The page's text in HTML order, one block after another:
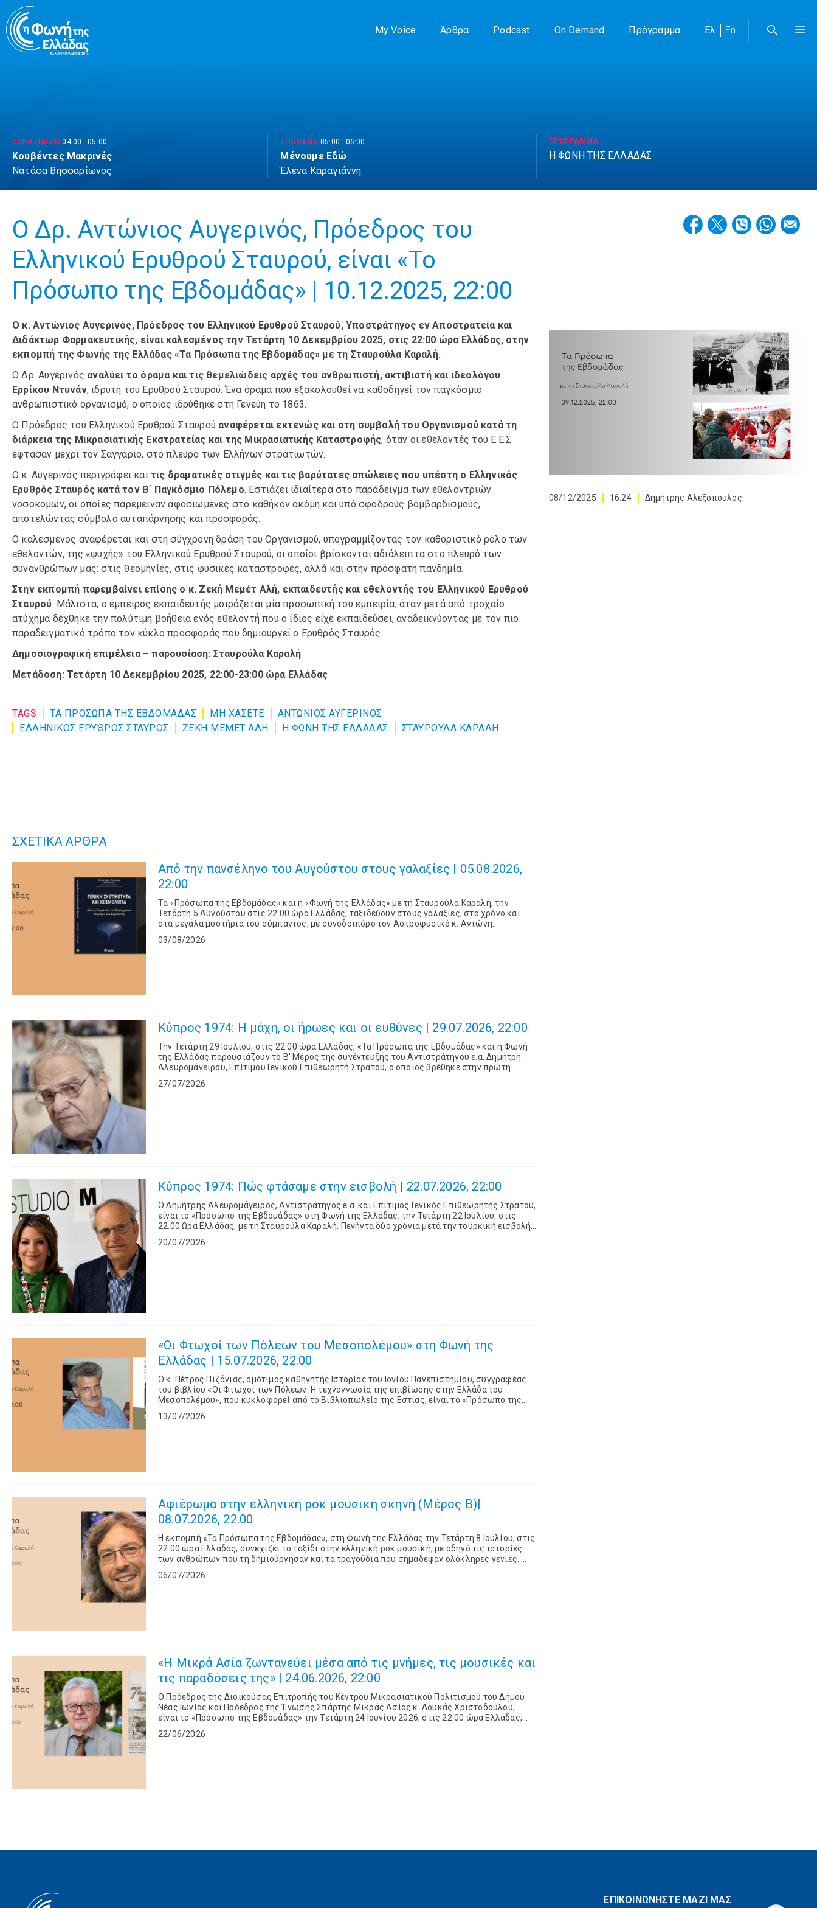
Μετάβαση
σε
περιεχόμενο
My Voice Άρθρα Podcast On Demand Πρόγραμμα Ελ En
ΤΩΡΑ ΠΑΙΖΕΙ04:00 -05:00
Κουβέντες Μακρινές
Νατάσα Βησσαρίωνος
ΕΠΟΜΕΝΟ 05:00 - 06:00
Μένουμε Εδώ
Έλενα Καραγιάννη
ΠΡΟΓΡΑΜΜΑ
Η ΦΩΝΗ ΤΗΣ ΕΛΛΑΔΑΣ
Ο Δρ. Αντώνιος Αυγερινός, Πρόεδρος του
Ελληνικού Ερυθρού Σταυρού, είναι «Το
Πρόσωπο της Εβδομάδας» | 10.12.2025, 22:00
Ο κ. Αντώνιος Αυγερινός, Πρόεδρος του Ελληνικού Ερυθρού Σταυρού, Υποστράτηγος εν Αποστρατεία και
Διδάκτωρ Φαρμακευτικής, είναι καλεσμένος την Τετάρτη 10 Δεκεμβρίου 2025, στις 22:00 ώρα Ελλάδας, στην
εκπομπή της Φωνής της Ελλάδας «Τα Πρόσωπα της Εβδομάδας» με τη Σταυρούλα Καραλή.
Ο Δρ. Αυγερινός αναλύει το όραμα και τις θεμελιώδεις αρχές του ανθρωπιστή, ακτιβιστή και ιδεολόγου
Ερρίκου Ντυνάν, ιδρυτή του Ερυθρού Σταυρού. Ένα όραμα που εξακολουθεί να καθοδηγεί τον παγκόσμιο
ανθρωπιστικό οργανισμό, ο οποίος ιδρύθηκε στη Γενεύη το 1863.
Ο Πρόεδρος του Ελληνικού Ερυθρού Σταυρού αναφέρεται εκτενώς και στη συμβολή του Οργανισμού κατά τη
διάρκεια της Μικρασιατικής Εκστρατείας και της Μικρασιατικής Καταστροφής, όταν οι εθελοντές του Ε.Ε.Σ
έφτασαν μέχρι τον Σαγγάριο, στο πλευρό των Ελλήνων στρατιωτών.
Ο κ. Αυγερινός περιγράφει και τις δραματικές στιγμές και τις βαρύτατες απώλειες που υπέστη ο Ελληνικός
Ερυθρός Σταυρός κατά τον Β΄ Παγκόσμιο Πόλεμο. Εστιάζει ιδιαίτερα στο παράδειγμα των εθελοντριών
νοσοκόμων, οι οποίες παρέμειναν αφοσιωμένες στο καθήκον ακόμη και υπό σφοδρούς βομβαρδισμούς,
αποτελώντας σύμβολο αυταπάρνησης και προσφοράς.
Ο καλεσμένος αναφέρεται και στη σύγχρονη δράση του Οργανισμού, υπογραμμίζοντας τον καθοριστικό ρόλο των
εθελοντών, της «ψυχής» του Ελληνικού Ερυθρού Σταυρού, οι οποίοι βρίσκονται αδιάλειπτα στο πλευρό των
συνανθρώπων μας: στις θεομηνίες, στις φυσικές καταστροφές, αλλά και στην πρόσφατη πανδημία.
Στην εκπομπή παρεμβαίνει επίσης ο κ. Ζεκή Μεμέτ Αλή, εκπαιδευτής και εθελοντής του Ελληνικού Ερυθρού
Σταυρού. Μάλιστα, ο έμπειρος εκπαιδευτής μοιράζεται μία προσωπική του εμπειρία, όταν μετά από τροχαίο
ατύχημα δέχθηκε την πολύτιμη βοήθεια ενός εθελοντή που ο ίδιος είχε εκπαιδεύσει, αναδεικνύοντας με τον πιο
παραδειγματικό τρόπο τον κύκλο προσφοράς που δημιουργεί ο Ερυθρός Σταυρός.
Δημοσιογραφική επιμέλεια – παρουσίαση: Σταυρούλα Καραλή
Μετάδοση: Τετάρτη 10 Δεκεμβρίου 2025, 22:00-23:00 ώρα Ελλάδας
TAGS ΤΑ ΠΡΟΣΩΠΑ ΤΗΣ ΕΒΔΟΜΑΔΑΣ ΜΗ ΧΆΣΕΤΕ
ΑΝΤΩΝΙΟΣ ΑΥΓΕΡΙΝΟΣ
ΕΛΛΗΝΙΚΟΣ ΕΡΥΘΡΟΣ ΣΤΑΥΡΟΣ
ΖΕΚΗ ΜΕΜΕΤ ΑΛΗ Η ΦΩΝΗ ΤΗΣ ΕΛΛΑΔΑΣ ΣΤΑΥΡΟΥΛΑ ΚΑΡΑΛΗ
08/12/2025 16:24 Δημήτρης Αλεξόπουλος
ΣΧΕΤΙΚΑ ΑΡΘΡΑ
Από την πανσέληνο του Αυγούστου στους γαλαξίες | 05.08.2026,
22:00
Τα «Πρόσωπα της Εβδομάδας» και η «Φωνή της Ελλάδας» με τη Σταυρούλα Καραλή, την
Τετάρτη 5 Αυγούστου στις 22:00 ώρα Ελλάδας, ταξιδεύουν στους γαλαξίες, στο χρόνο και
στα μεγάλα μυστήρια του σύμπαντος, με συνοδοιπόρο τον Αστροφυσικό κ. Αντώνη
03/08/2026
Κύπρος 1974: Η μάχη, οι ήρωες και οι ευθύνες | 29.07.2026, 22:00
Την Τετάρτη 29 Ιουλίου, στις 22.00 ώρα Ελλάδας, «Τα Πρόσωπα της Εβδομάδας» και η Φωνή
της Ελλάδας παρουσιάζουν το Β' Μέρος της συνέντευξης του Αντιστράτηγου ε.α. Δημήτρη
Αλευρομάγειρου, Επίτιμου Γενικού Επιθεωρητή Στρατού, ο οποίος βρέθηκε στην πρώτη
27/07/2026
Κύπρος 1974: Πώς φτάσαμε στην εισβολή | 22.07.2026, 22:00
O Δημήτρης Αλευρομάγειρος, Αντιστράτηγος ε.α. και Επίτιμος Γενικός Επιθεωρητής Στρατού,
είναι το «Πρόσωπο της Εβδομάδας» στη Φωνή της Ελλάδας, την Τετάρτη 22 Ιουλίου, στις
22.00 Ώρα Ελλάδας, με τη Σταυρούλα Καραλή. Πενήντα δύο χρόνια μετά την τουρκική εισβολή
20/07/2026
«Οι Φτωχοί των Πόλεων του Μεσοπολέμου» στη Φωνή της
Ελλάδας | 15.07.2026, 22:00
Ο κ. Πέτρος Πιζάνιας, ομότιμος καθηγητής Ιστορίας του Ιονίου Πανεπιστημίου, συγγραφέας
του βιβλίου «Οι Φτωχοί των Πόλεων. Η τεχνογνωσία της επιβίωσης στην Ελλάδα του
Μεσοπολέμου», που κυκλοφορεί από το Βιβλιοπωλείο της Εστίας, είναι το «Πρόσωπο της
13/07/2026
Aφιέρωμα στην ελληνική ροκ μουσική σκηνή (Mέρος Β)|
08.07.2026, 22.00
Η εκπομπή «Τα Πρόσωπα της Εβδομάδας», στη Φωνή της Ελλάδας την Τετάρτη 8 Ιουλίου, στις
22:00 ώρα Ελλάδας, συνεχίζει το ταξίδι στην ελληνική ροκ μουσική, με οδηγό τις ιστορίες
των ανθρώπων που τη δημιούργησαν και τα τραγούδια που σημάδεψαν ολόκληρες γενιές.
06/07/2026
«Η Μικρά Ασία ζωντανεύει μέσα από τις μνήμες, τις μουσικές και
τις παραδόσεις της» | 24.06.2026, 22:00
Ο Πρόεδρος της Διοικούσας Επιτροπής του Κέντρου Μικρασιατικού Πολιτισμού του Δήμου
Νέας Ιωνίας και Πρόεδρος της Ένωσης Σπάρτης Μικράς Ασίας κ. Λουκάς Χριστοδούλου,
είναι το «Πρόσωπο της Εβδομάδας» την Τετάρτη 24 Ιουνίου 2026, στις 22.00 ώρα Ελλάδας,
22/06/2026
ΕΠΙΚΟΙΝΩΝΗΣΤΕ ΜΑΖΙ ΜΑΣ